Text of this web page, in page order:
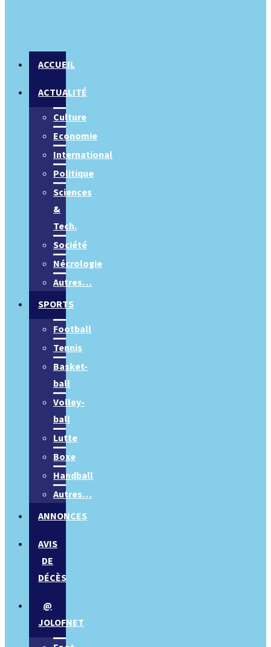
ACCUEIL
ACTUALITÉ
Culture
Economie
International
Politique
Sciences
&
Tech.
Société
Nécrologie
Autres…
SPORTS
Football
Tennis
Basket-
ball
Volley-
ball
Lutte
Boxe
Handball
Autres…
ANNONCES
AVIS
DE
DÉCÈS
@
JOLOFNET